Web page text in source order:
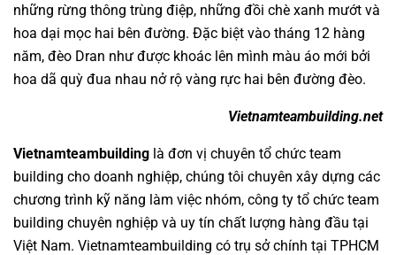
những rừng thông trùng điệp, những đồi chè xanh mướt và
hoa dại mọc hai bên đường. Đặc biệt vào tháng 12 hàng
năm, đèo Dran như được khoác lên mình màu áo mới bởi
hoa dã quỳ đua nhau nở rộ vàng rực hai bên đường đèo.
Vietnamteambuilding.net
Vietnamteambuilding là đơn vị chuyên tổ chức team
building cho doanh nghiệp, chúng tôi chuyên xây dựng các
chương trình kỹ năng làm việc nhóm, công ty tổ chức team
building chuyên nghiệp và uy tín chất lượng hàng đầu tại
Việt Nam. Vietnamteambuilding có trụ sở chính tại TPHCM